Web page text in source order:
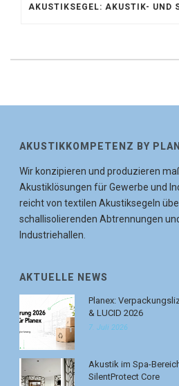
AKUSTIKKOMPETENZ BY
Wir konzipieren und produzieren
Akustiklösungen für Gewerbe und
reicht von textilen Akustiksegeln
schallisolierenden Abtrennungen
Industriehallen.
AKTUELLE NEWS
Planex:
& LUCID 2026
7. Juli 2026
Akustik im Spa-
SilentProtect Core